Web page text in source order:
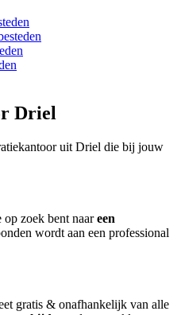
Driel
uit Driel die bij jouw
zoek bent naareen
wordt aan een professional
gratis & onafhankelijk van alle